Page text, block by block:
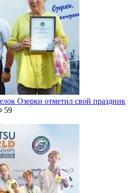
Озерки отметил свой праздник
59